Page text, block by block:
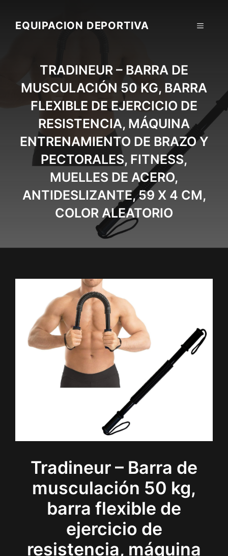
contentEQUIPACION DEPORTIVA MENU
TRADINEUR – BARRA DE
MUSCULACIÓN 50 KG, BARRA
FLEXIBLE DE EJERCICIO DE
RESISTENCIA, MÁQUINA
ENTRENAMIENTO DE BRAZO Y
PECTORALES, FITNESS,
MUELLES DE ACERO,
ANTIDESLIZANTE, 59 X 4 CM,
COLOR ALEATORIO
Tradineur – Barra de
musculación 50 kg,
barra flexible de
ejercicio de
resistencia, máquina